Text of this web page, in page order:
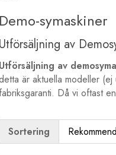
Demo-symaskiner
Utförsäljning av
Utförsäljning av
är aktuella modeller
fabriksgaranti. Då vi oftast
Sortering